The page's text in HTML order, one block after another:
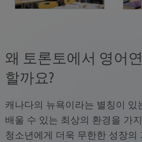
왜 토론토에서 영어
할까요?
캐나다의 뉴욕이라는 별칭이 있
배울 수 있는 최상의 환경을 가
청소년에게 더욱 무한한 성장의